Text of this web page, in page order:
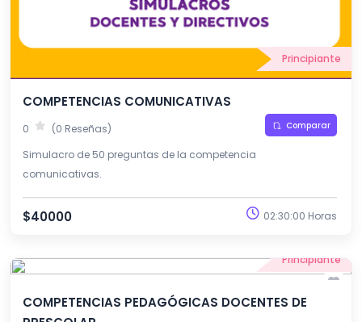
Principiante
COMPETENCIAS COMUNICATIVAS
0 (0 Reseñas) Comparar
Simulacro de 50 preguntas de la competencia
comunicativas.
$40000 02:30:00 Horas
Principiante
COMPETENCIAS PEDAGÓGICAS DOCENTES DE